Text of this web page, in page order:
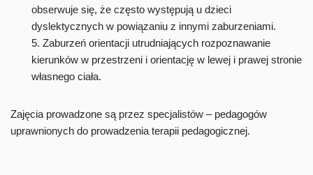
obserwuje się, że często występują u dzieci
dyslektycznych w powiązaniu z innymi zaburzeniami.
5. Zaburzeń orientacji utrudniających rozpoznawanie
kierunków w przestrzeni i orientację w lewej i prawej stronie
własnego ciała.
Zajęcia prowadzone są przez specjalistów – pedagogów
uprawnionych do prowadzenia terapii pedagogicznej.